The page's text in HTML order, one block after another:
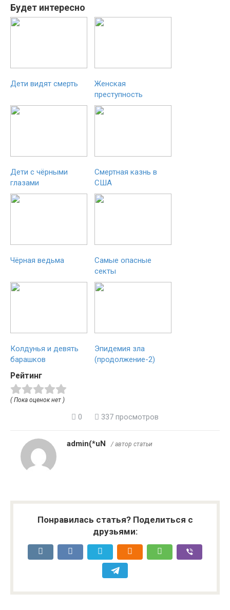
Будет интересно
Дети видят смерть
Женская
преступность
Дети с чёрными
глазами
Смертная казнь в
США
Чёрная ведьма
Самые опасные
секты
Колдунья и девять
барашков
Эпидемия зла
(продолжение-2)
Рейтинг
( Пока оценок нет )
0 337 просмотров
admin(*uN / автор статьи
Понравилась статья? Поделиться с
друзьями: